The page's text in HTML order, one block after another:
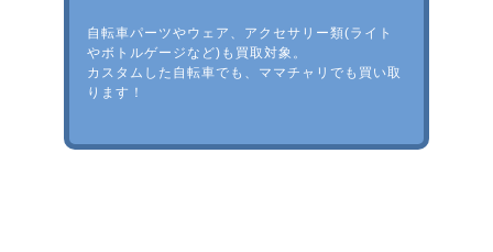
自転車パーツやウェア、アクセサリー類(ライト
やボトルゲージなど)も買取対象。
カスタムした自転車でも、ママチャリでも買い取
ります！